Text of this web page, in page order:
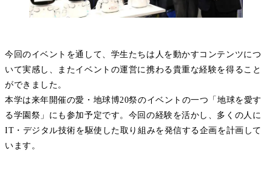
今回のイベントを通して、学生たちは人を動かすコンテンツにつ
いて実感し、またイベントの運営に携わる貴重な経験を得ること
ができました。
本学は来年開催の愛・地球博20祭のイベントの一つ「地球を愛す
る学園祭」にも参加予定です。今回の経験を活かし、多くの人に
IT・デジタル技術を駆使した取り組みを発信する企画を計画して
います。